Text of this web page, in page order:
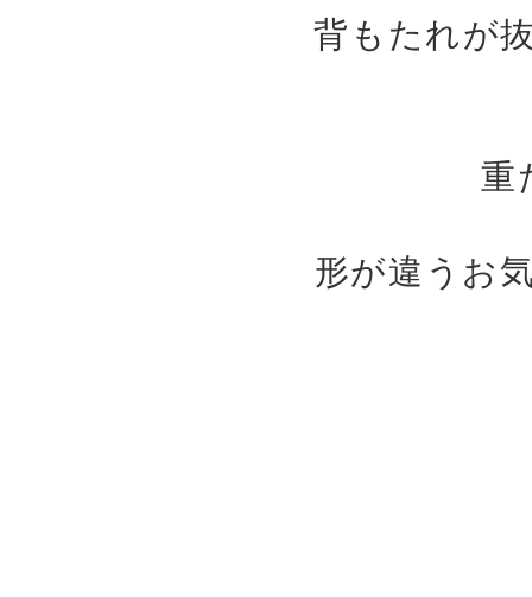
背もたれが
重
形が違うお